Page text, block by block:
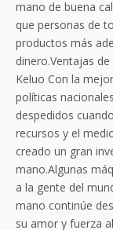
mano de buena
que personas de
productos más
dinero.Ventajas
Keluo Con la
políticas
despedidos
recursos y el
creado un gran
mano.Algunas
a la gente del
mano continúe
su amor y fuerza